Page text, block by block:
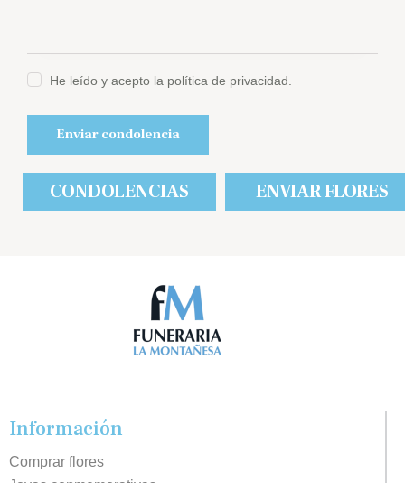
He leído y acepto la política de privacidad.
CONDOLENCIAS ENVIAR FLORES
Información
Comprar flores